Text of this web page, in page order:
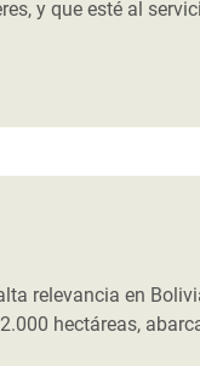
y que esté al
relevancia en
hectáreas,